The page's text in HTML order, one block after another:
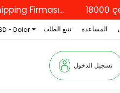
18000 çeşit
- Dolar تتبع الطلب المساعدة
تسجيل الدخول